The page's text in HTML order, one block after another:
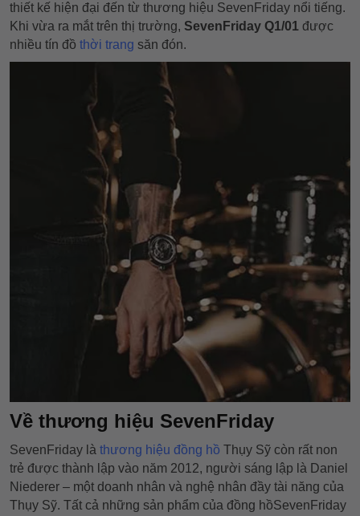
thiết kế hiện đại đến từ thương hiệu SevenFriday nổi tiếng.
Khi vừa ra mắt trên thị trường, SevenFriday Q1/01 được
nhiều tín đồ thời trang săn đón.
Về thương hiệu SevenFriday
SevenFriday là thương hiệu đồng hồ Thụy Sỹ còn rất non
trẻ được thành lập vào năm 2012, người sáng lập là Daniel
Niederer – một doanh nhân và nghệ nhân đầy tài năng của
Thụy Sỹ. Tất cả những sản phẩm của đồng hồSevenFriday